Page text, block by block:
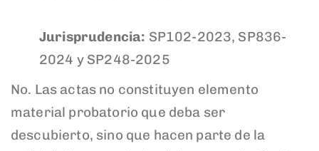
Jurisprudencia: SP102-2023, SP836-
2024 y SP248-2025
No. Las actas no constituyen elemento
material probatorio que deba ser
descubierto, sino que hacen parte de la